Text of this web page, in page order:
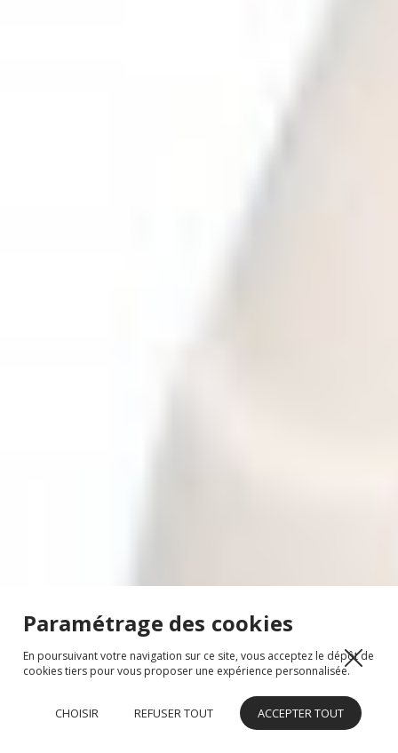
Paramétrage des cookies
En poursuivant votre navigation sur ce site, vous acceptez le dépôt de
cookies tiers pour vous proposer une expérience personnalisée.
CHOISIR REFUSER TOUT ACCEPTER TOUT